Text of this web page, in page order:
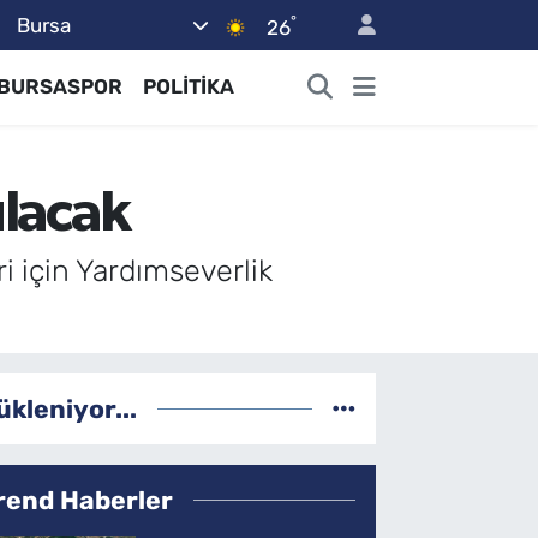
Bursa 26°
POLİTİKA
için Yardımseverlik
Haberler